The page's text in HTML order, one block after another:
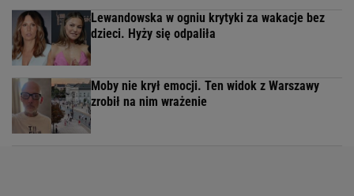
Lewandowska w ogniu krytyki za wakacje bez
dzieci. Hyży się odpaliła
Moby nie krył emocji. Ten widok z Warszawy
zrobił na nim wrażenie